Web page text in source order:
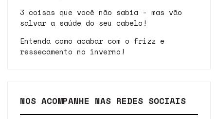
3 coisas que você não sabia - mas vão
salvar a saúde do seu cabelo!
Entenda como acabar com o frizz e
ressecamento no inverno!
NOS ACOMPANHE NAS REDES SOCIAIS